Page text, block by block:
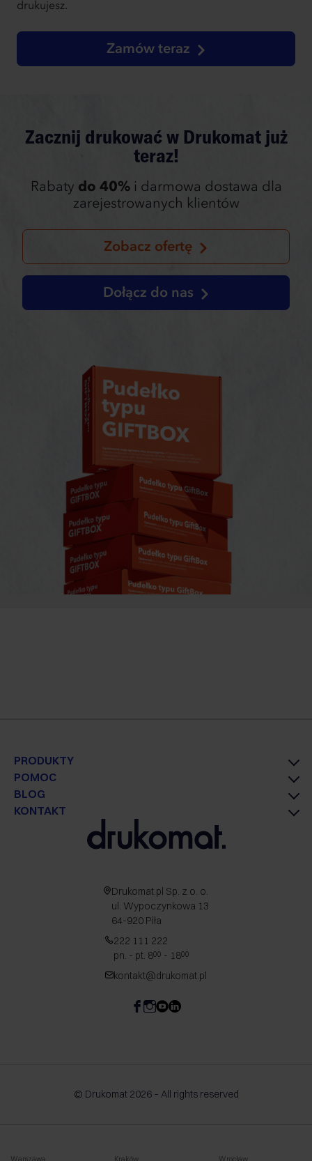
drukujesz.
Zamów teraz
Zacznij drukować w Drukomat już
teraz!
Rabaty do 40%i darmowa dostawa dla
zarejestrowanych klientów
Zobacz ofertę
Dołącz do nas
PRODUKTY
POMOC
BLOG
KONTAKT
Drukomat.pl Sp. z o. o.
ul. Wypoczynkowa 13
64-920 Piła
222 111 222
pn. - pt. 800 - 1800
kontakt@drukomat.pl
© Drukomat 2026 – All rights reserved